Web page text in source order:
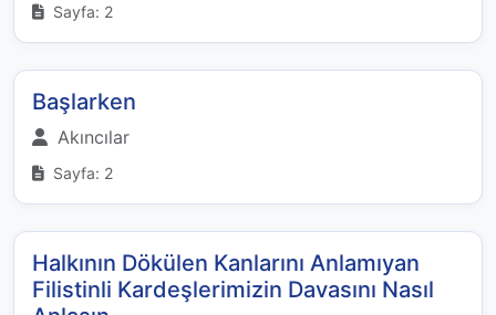
Sayfa: 2
Başlarken
Akıncılar
Sayfa: 2
Halkının Dökülen Kanlarını Anlamıyan
Filistinli Kardeşlerimizin Davasını Nasıl